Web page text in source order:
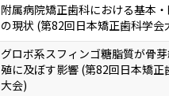
附属病院矯正歯科における基本
の現状 (第82回日本矯正歯科学会
グロボ系スフィンゴ糖脂質が骨
殖に及ぼす影響 (第82回日本矯正
大会)